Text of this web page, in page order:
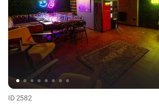
ID 2582